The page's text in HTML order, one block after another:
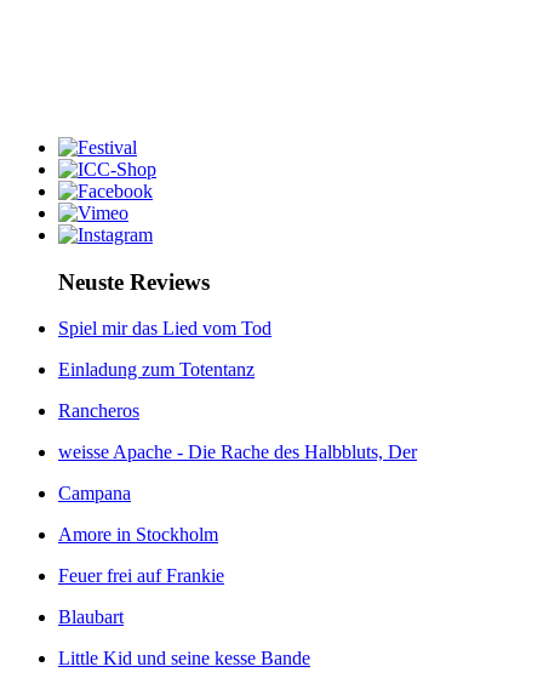
Neuste Reviews
Spiel mir das Lied vom Tod
Einladung zum Totentanz
Rancheros
weisse Apache - Die Rache des Halbbluts, Der
Campana
Amore in Stockholm
Feuer frei auf Frankie
Blaubart
Little Kid und seine kesse Bande